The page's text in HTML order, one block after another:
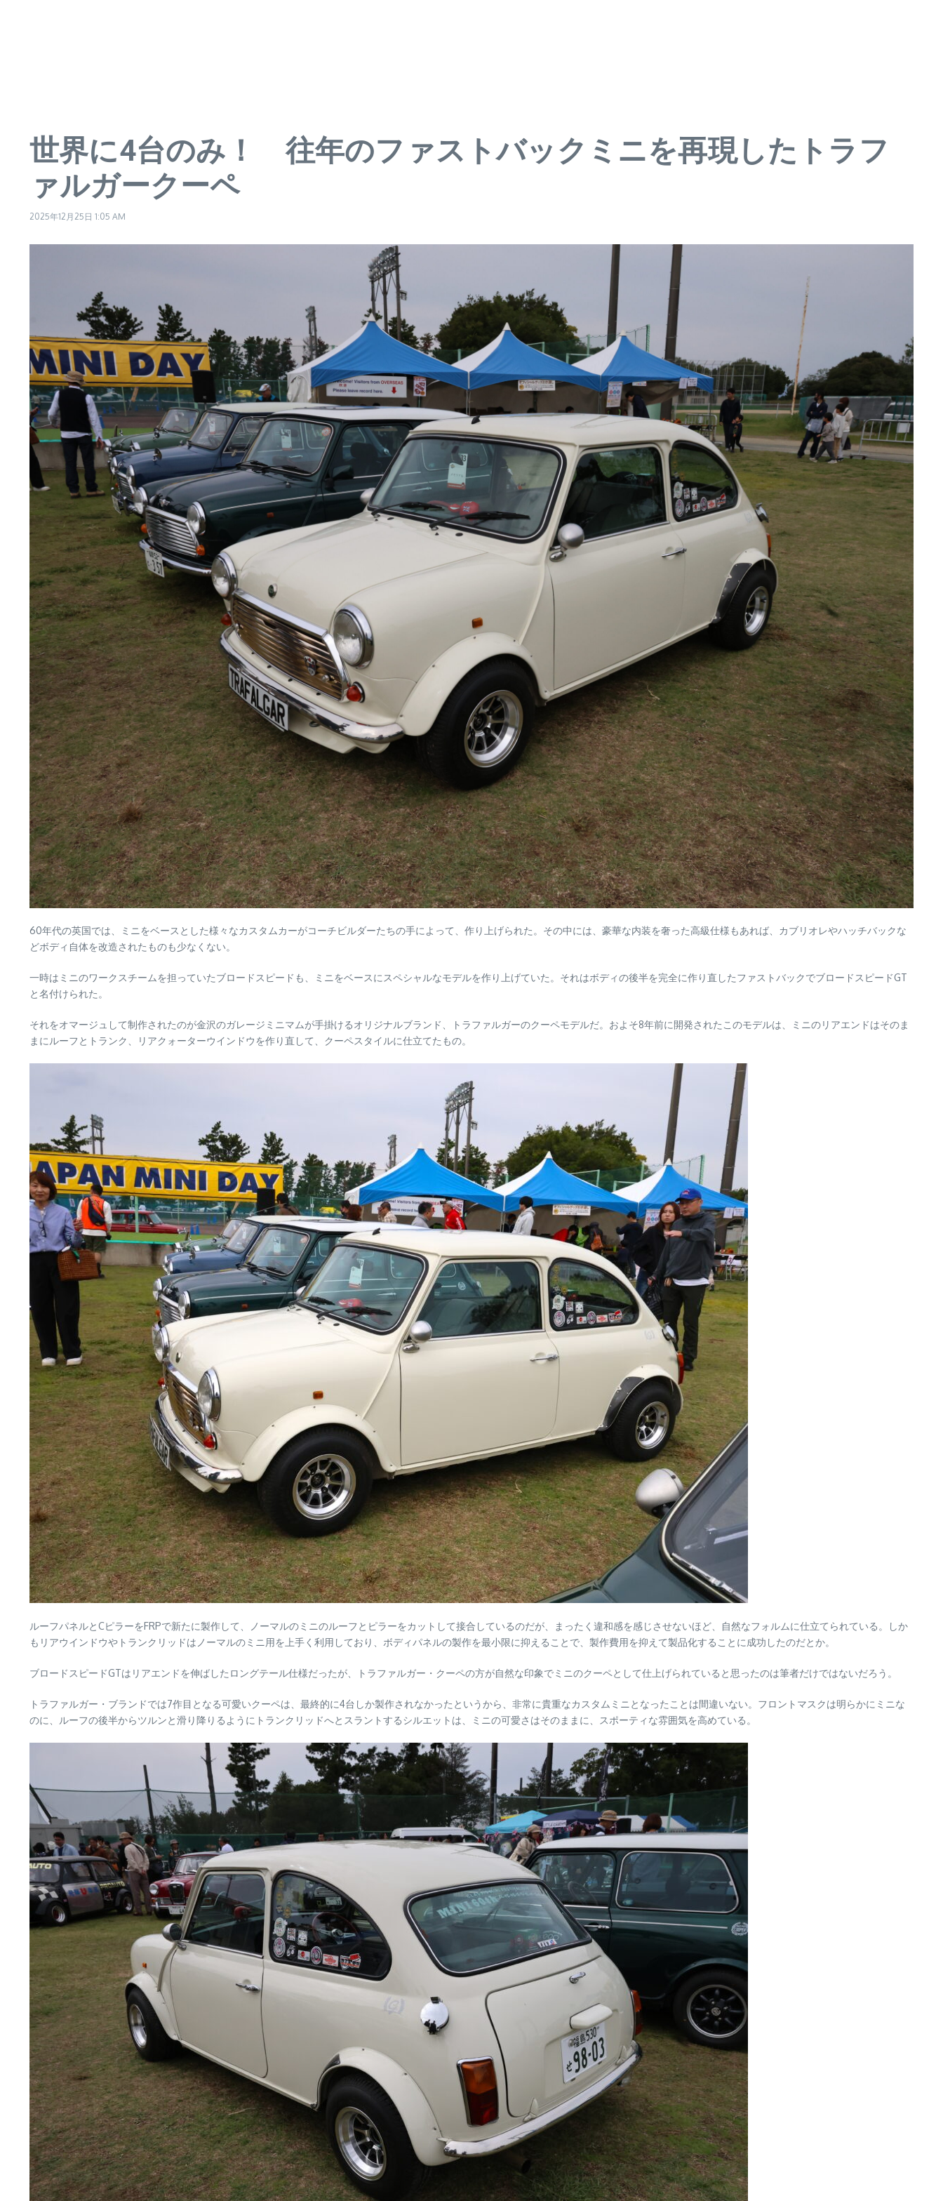
世界に4台のみ！ 往年のファストバックミニを再現したトラフ
ァルガークーペ
2025年12月25日 1:05 AM
60年代の英国では、ミニをベースとした様々なカスタムカーがコーチビルダーたちの手によって、作り上げられた。その中には、豪華な内装を奢った高級仕様もあれば、カブリオレやハッチバックな
どボディ自体を改造されたものも少なくない。
一時はミニのワークスチームを担っていたブロードスピードも、ミニをベースにスペシャルなモデルを作り上げていた。それはボディの後半を完全に作り直したファストバックでブロードスピードGT
と名付けられた。
それをオマージュして制作されたのが金沢のガレージミニマムが手掛けるオリジナルブランド、トラファルガーのクーペモデルだ。およそ8年前に開発されたこのモデルは、ミニのリアエンドはそのま
まにルーフとトランク、リアクォーターウインドウを作り直して、クーペスタイルに仕立てたもの。
ルーフパネルとCピラーをFRPで新たに製作して、ノーマルのミニのルーフとピラーをカットして接合しているのだが、まったく違和感を感じさせないほど、自然なフォルムに仕立てられている。しか
もリアウインドウやトランクリッドはノーマルのミニ用を上手く利用しており、ボディパネルの製作を最小限に抑えることで、製作費用を抑えて製品化することに成功したのだとか。
ブロードスピードGTはリアエンドを伸ばしたロングテール仕様だったが、トラファルガー・クーペの方が自然な印象でミニのクーペとして仕上げられていると思ったのは筆者だけではないだろう。
トラファルガー・ブランドでは7作目となる可愛いクーペは、最終的に4台しか製作されなかったというから、非常に貴重なカスタムミニとなったことは間違いない。フロントマスクは明らかにミニな
のに、ルーフの後半からツルンと滑り降りるようにトランクリッドへとスラントするシルエットは、ミニの可愛さはそのままに、スポーティな雰囲気を高めている。